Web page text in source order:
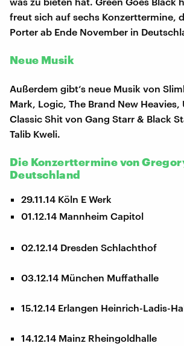
freut sich auf sechs Konzerttermine,
Porter ab Ende November in
Neue Musik
Außerdem gibt‘s neue Musik von
Mark, Logic, The Brand New Heavies,
Classic Shit von Gang Starr & Black
Talib Kweli.
Die Konzerttermine von
Deutschland
29.11.14 Köln E Werk
01.12.14 Mannheim Capitol
02.12.14 Dresden Schlachthof
03.12.14 München Muffathalle
15.12.14 Erlangen Heinrich-Ladis-
14.12.14 Mainz Rheingoldhalle